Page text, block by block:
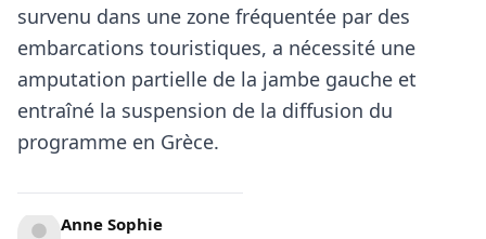
survenu dans une zone fréquentée par des
embarcations touristiques, a nécessité une
amputation partielle de la jambe gauche et
entraîné la suspension de la diffusion du
programme en Grèce.
Anne Sophie